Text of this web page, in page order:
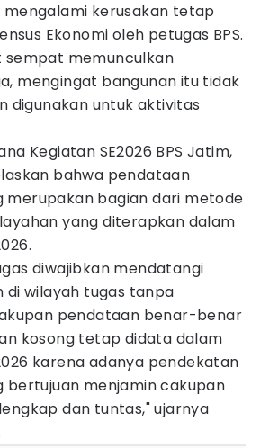
mengalami kerusakan tetap
Ekonomi oleh petugas BPS.
sempat memunculkan
mengingat bangunan itu tidak
digunakan untuk aktivitas
Kegiatan SE2026 BPS Jatim,
bahwa pendataan
merupakan bagian dari metode
yang diterapkan dalam
diwajibkan mendatangi
di wilayah tugas tanpa
pendataan benar-benar
kosong tetap didata dalam
karena adanya pendekatan
bertujuan menjamin cakupan
dan tuntas," ujarnya